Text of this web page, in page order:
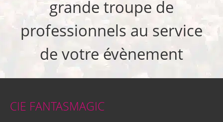
grande troupe de
professionnels au service
de votre évènement
CIE FANTASMAGIC